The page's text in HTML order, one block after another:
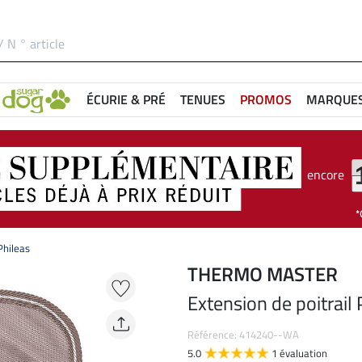
ÉCURIE & PRÉ TENUES PROMOS
encore
THERMO MASTER
Extension de poitrail
Référence: 414240--WA
5.0
1 évaluation